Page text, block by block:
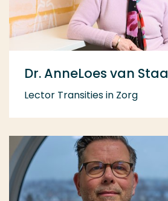
Dr. AnneLoes van Staa
Lector Transities in Zorg